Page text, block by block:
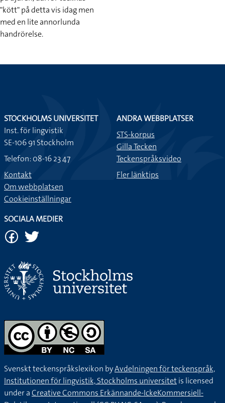
"kött" på detta vis idag men
med en lite annorlunda
handrörelse.
STOCKHOLMS UNIVERSITET
Inst. för lingvistik
SE-106 91 Stockholm
Telefon: 08-16 23 47
Kontakt
Om webbplatsen
Cookieinställningar
ANDRA WEBBPLATSER
STS-korpus
Gilla Tecken
Teckenspråksvideo
Fler länktips
SOCIALA MEDIER
Svenskt teckenspråkslexikon byAvdelningen för teckenspråk,
Institutionen för lingvistik, Stockholms universitetis licensed
under aCreative Commons Erkännande-IckeKommersiell-